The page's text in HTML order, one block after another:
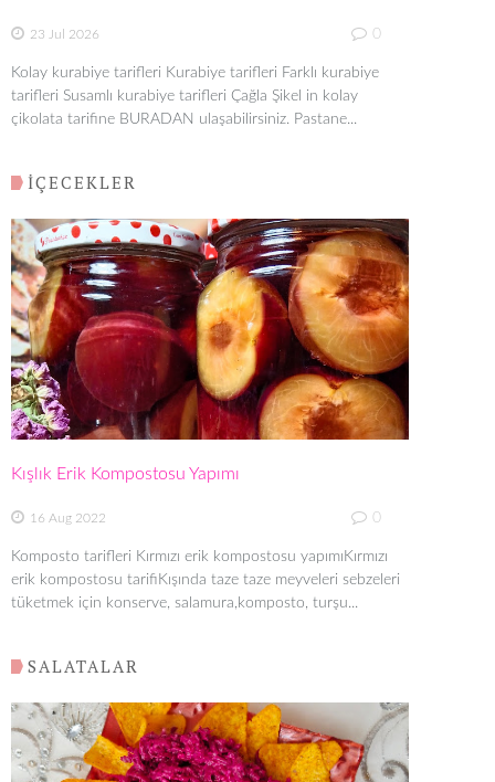
23 Jul 2026 0
Kolay kurabiye tarifleri Kurabiye tarifleri Farklı kurabiye
tarifleri Susamlı kurabiye tarifleri Çağla Şikel in kolay
çikolata tarifine BURADAN ulaşabilirsiniz. Pastane...
İÇECEKLER
Kışlık Erik Kompostosu Yapımı
16 Aug 2022 0
Komposto tarifleri Kırmızı erik kompostosu yapımıKırmızı
erik kompostosu tarifiKışında taze taze meyveleri sebzeleri
tüketmek için konserve, salamura,komposto, turşu...
SALATALAR